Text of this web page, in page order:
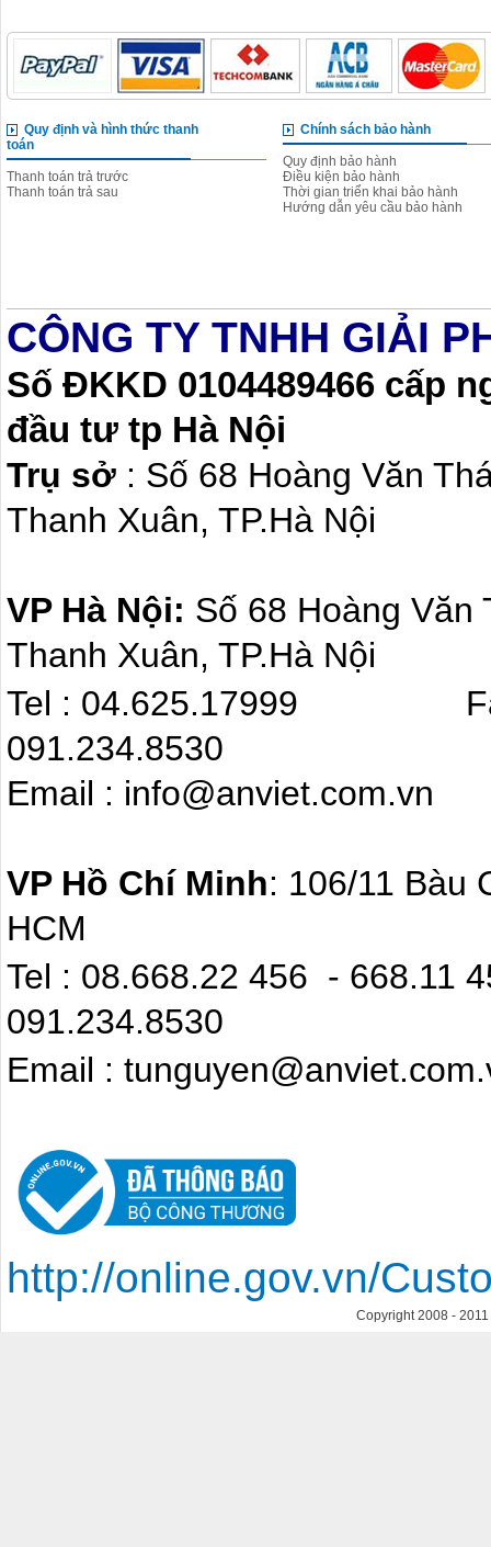
Quy định và hình thức thanh
toán
Thanh toán trả trước
Thanh toán trả sau
Chính sách bảo hành
Quy định bảo hành
Điều kiện bảo hành
Thời gian triển khai bảo hành
Hướng dẫn yêu cầu bảo hành
CÔNG TY TNHH GIẢI
Số ĐKKD 0104489466 cấp
đầu tư tp Hà Nội
Trụ sở : Số 68 Hoàng Văn
Thanh Xuân, TP.Hà Nội
VP Hà Nội: Số 68 Hoàng
Thanh Xuân, TP.Hà Nội
Tel : 04.625.17999
091.234.8530
Email :
VP Hồ Chí Minh: 106/11 Bàu
HCM
Tel : 08.668.22
091.234.8530
Email :
http://online.gov.vn/
Copyright 2008 - 2011